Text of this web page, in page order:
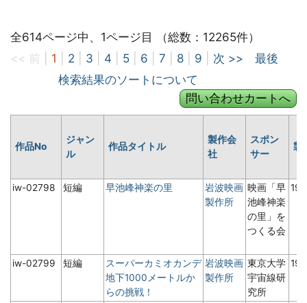
全614ページ中、1ページ目 （総数：12265件）
<< 前
1 2 3 4 5 6 7 8 9 次 >>
最後
検索結果のソートについて
作品No
ジャン
ル
作品タイトル
製作会
社
スポン
サー
製
iw-02798 短編 早池峰神楽の里
岩波映画
製作所
映画「早
池峰神楽
の里」を
つくる会
iw-02799 短編
スーパーカミオカンデ
地下1000メートルか
らの挑戦！
岩波映画
製作所
東京大学
宇宙線研
究所